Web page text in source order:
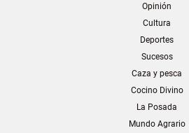
Opinión
Cultura
Deportes
Sucesos
Caza y pesca
Cocino Divino
La Posada
Mundo Agrario